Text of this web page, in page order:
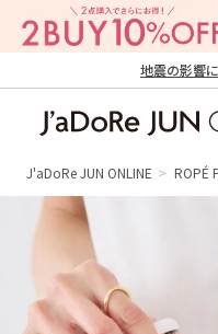
地震の影響
ン オンライン）
J'aDoRe JUN ONLINE ROPÉ